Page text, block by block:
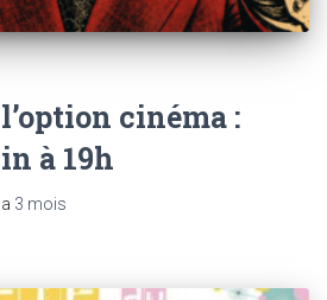
cinéma :
à 19h
3 mois